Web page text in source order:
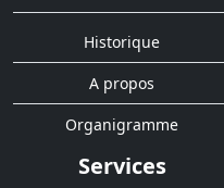
Historique
A propos
Organigramme
Services